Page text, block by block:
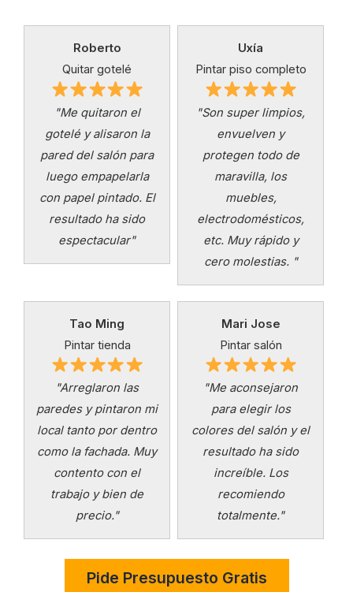
Roberto
Quitar gotelé
"Me quitaron el
gotelé y alisaron la
pared del salón para
luego empapelarla
con papel pintado. El
resultado ha sido
espectacular"
Uxía
Pintar piso completo
"Son super limpios,
envuelven y
protegen todo de
maravilla, los
muebles,
electrodomésticos,
etc. Muy rápido y
cero molestias. "
Tao Ming
Pintar tienda
"Arreglaron las
paredes y pintaron mi
local tanto por dentro
como la fachada. Muy
contento con el
trabajo y bien de
precio."
Mari Jose
Pintar salón
"Me aconsejaron
para elegir los
colores del salón y el
resultado ha sido
increíble. Los
recomiendo
totalmente."